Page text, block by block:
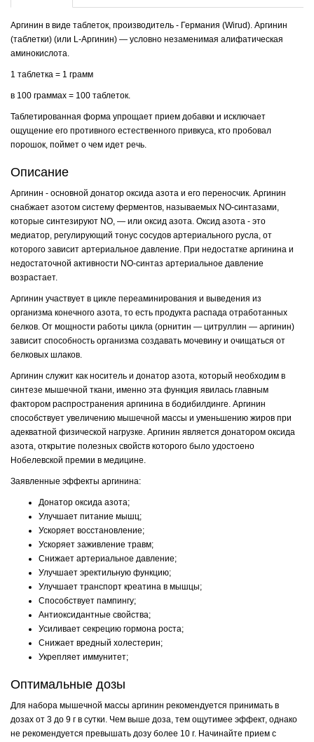
Аргинин в виде таблеток, производитель - Германия (Wirud). Аргинин
(таблетки) (или L-Аргинин) — условно незаменимая алифатическая
аминокислота.
1 таблетка = 1 грамм
в 100 граммах = 100 таблеток.
Таблетированная форма упрощает прием добавки и исключает
ощущение его противного естественного привкуса, кто пробовал
порошок, поймет о чем идет речь.
Описание
Аргинин - основной донатор оксида азота и его переносчик. Аргинин
снабжает азотом систему ферментов, называемых NO-синтазами,
которые синтезируют NO, — или оксид азота. Оксид азота - это
медиатор, регулирующий тонус сосудов артериального русла, от
которого зависит артериальное давление. При недостатке аргинина и
недостаточной активности NO-синтаз артериальное давление
возрастает.
Аргинин участвует в цикле переаминирования и выведения из
организма конечного азота, то есть продукта распада отработанных
белков. От мощности работы цикла (орнитин — цитруллин — аргинин)
зависит способность организма создавать мочевину и очищаться от
белковых шлаков.
Аргинин служит как носитель и донатор азота, который необходим в
синтезе мышечной ткани, именно эта функция явилась главным
фактором распространения аргинина в бодибилдинге. Аргинин
способствует увеличению мышечной массы и уменьшению жиров при
адекватной физической нагрузке. Аргинин является донатором оксида
азота, открытие полезных свойств которого было удостоено
Нобелевской премии в медицине.
Заявленные эффекты аргинина:
Донатор оксида азота;
Улучшает питание мышц;
Ускоряет восстановление;
Ускоряет заживление травм;
Снижает артериальное давление;
Улучшает эректильную функцию;
Улучшает транспорт креатина в мышцы;
Способствует пампингу;
Антиоксидантные свойства;
Усиливает секрецию гормона роста;
Снижает вредный холестерин;
Укрепляет иммунитет;
Оптимальные дозы
Для набора мышечной массы аргинин рекомендуется принимать в
дозах от 3 до 9 г в сутки. Чем выше доза, тем ощутимее эффект, однако
не рекомендуется превышать дозу более 10 г. Начинайте прием с